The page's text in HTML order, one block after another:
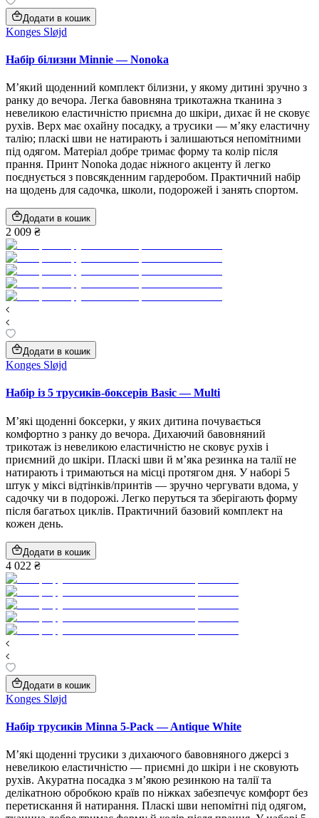
Додати в кошик
Konges Sløjd
Набір білизни Minnie — Nonoka
М’який щоденний комплект білизни, у якому дитині зручно з
ранку до вечора. Легка бавовняна трикотажна тканина з
невеликою еластичністю приємна до шкіри, дихає й не сковує
рухів. Верх має охайну посадку, а трусики — м’яку еластичну
талію; пласкі шви не натирають і залишаються непомітними
під одягом. Матеріал добре тримає форму та колір після
прання. Принт Nonoka додає ніжного акценту й легко
поєднується з повсякденним гардеробом. Практичний набір
на щодень для садочка, школи, подорожей і занять спортом.
Додати в кошик
2 009 ₴
Додати в кошик
Konges Sløjd
Набір із 5 трусиків‑боксерів Basic — Multi
М’які щоденні боксерки, у яких дитина почувається
комфортно з ранку до вечора. Дихаючий бавовняний
трикотаж із невеликою еластичністю не сковує рухів і
приємний до шкіри. Пласкі шви й м’яка резинка на талії не
натирають і тримаються на місці протягом дня. У наборі 5
штук у міксі відтінків/принтів — зручно чергувати вдома, у
садочку чи в подорожі. Легко перуться та зберігають форму
після багатьох циклів. Практичний базовий комплект на
кожен день.
Додати в кошик
4 022 ₴
Додати в кошик
Konges Sløjd
Набір трусиків Minna 5‑Pack — Antique White
М’які щоденні трусики з дихаючого бавовняного джерсі з
невеликою еластичністю — приємні до шкіри і не сковують
рухів. Акуратна посадка з м’якою резинкою на талії та
делікатною обробкою країв по ніжках забезпечує комфорт без
перетискання й натирання. Пласкі шви непомітні під одягом,